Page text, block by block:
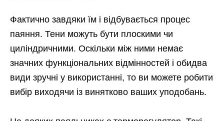
Фактично завдяки їм і відбувається процес
паяння. Тени можуть бути плоскими чи
циліндричними. Оскільки між ними немає
значних функціональних відмінностей і обидва
види зручні у використанні, то ви можете робити
вибір виходячи із винятково ваших уподобань.